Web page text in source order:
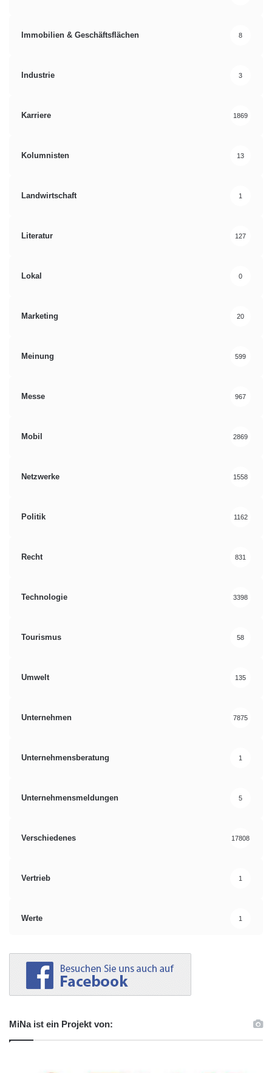
Immobilien & Geschäftsflächen 8
Industrie 3
Karriere 1869
Kolumnisten 13
Landwirtschaft 1
Literatur 127
Lokal 0
Marketing 20
Meinung 599
Messe 967
Mobil 2869
Netzwerke 1558
Politik 1162
Recht 831
Technologie 3398
Tourismus 58
Umwelt 135
Unternehmen 7875
Unternehmensberatung 1
Unternehmensmeldungen 5
Verschiedenes 17808
Vertrieb 1
Werte 1
MiNa ist ein Projekt von: